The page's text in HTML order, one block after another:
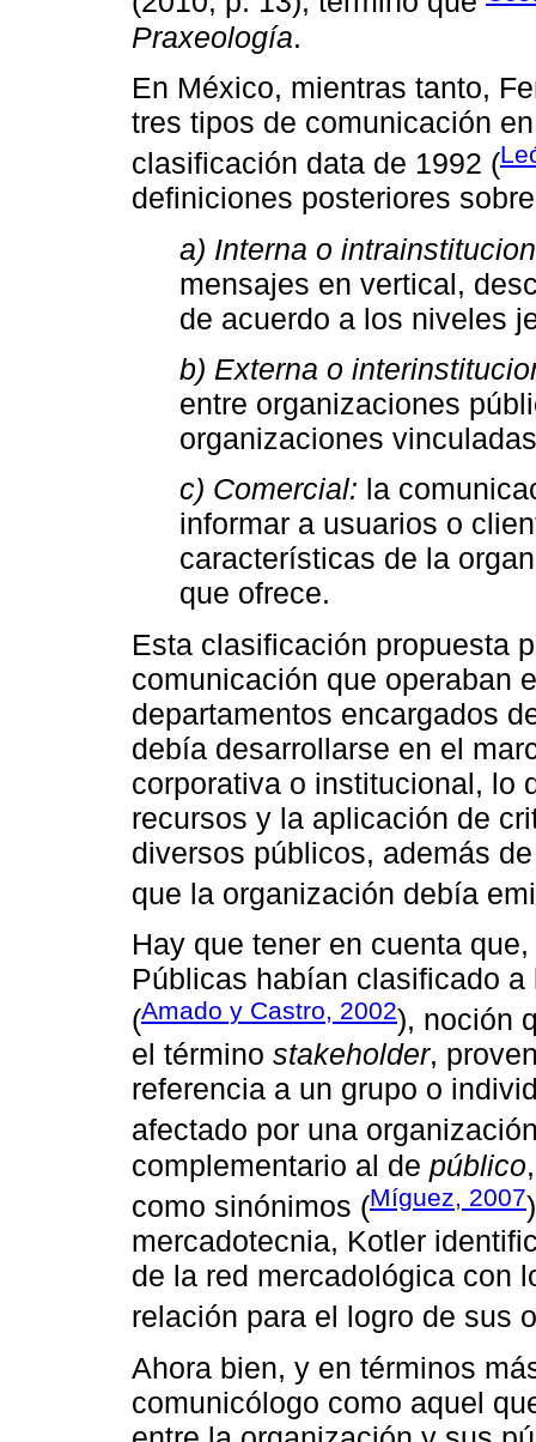
Praxeología.
En México, mientras tanto,
tres tipos de comunicación
clasificación data de 1992 (
definiciones posteriores
a) Interna o
mensajes en vertical,
de acuerdo a los niveles
b) Externa o
entre organizaciones
organizaciones
c) Comercial: la
informar a usuarios o
características de la
que ofrece.
Esta clasificación propuesta
comunicación que operaban
departamentos encargados
debía desarrollarse en el
corporativa o institucional, lo
recursos y la aplicación de
diversos públicos, además
que la organización debía
Hay que tener en cuenta
Públicas habían clasificado
(Amado y Castro, 2002), noción
el término stakeholder,
referencia a un grupo o
afectado por una
complementario al de público
como sinónimos (Míguez, 2007
mercadotecnia, Kotler
de la red mercadológica con
relación para el logro de sus
Ahora bien, y en términos
comunicólogo como aquel